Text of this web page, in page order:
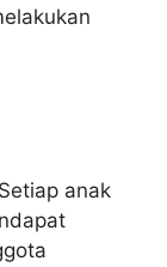
anak